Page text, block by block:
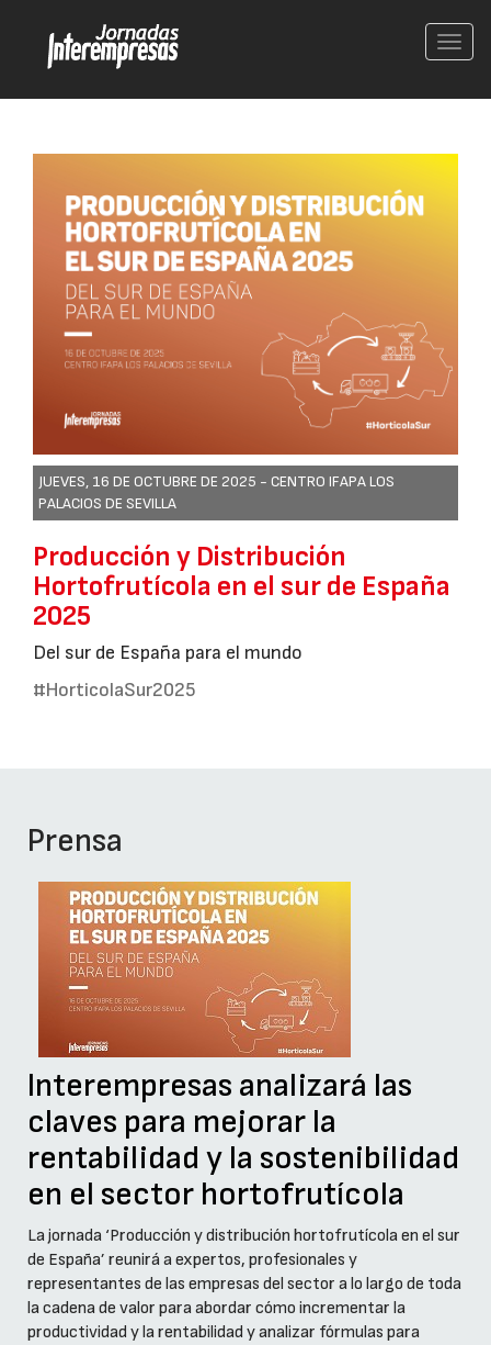
JUEVES, 16 DE OCTUBRE DE 2025 - CENTRO IFAPA LOS
PALACIOS DE SEVILLA
Producción y Distribución
Hortofrutícola en el sur de España
2025
Del sur de España para el mundo
#HorticolaSur2025
Prensa
Interempresas analizará las
claves para mejorar la
rentabilidad y la sostenibilidad
en el sector hortofrutícola
La jornada ‘Producción y distribución hortofrutícola en el sur
de España’ reunirá a expertos, profesionales y
representantes de las empresas del sector a lo largo de toda
la cadena de valor para abordar cómo incrementar la
productividad y la rentabilidad y analizar fórmulas para